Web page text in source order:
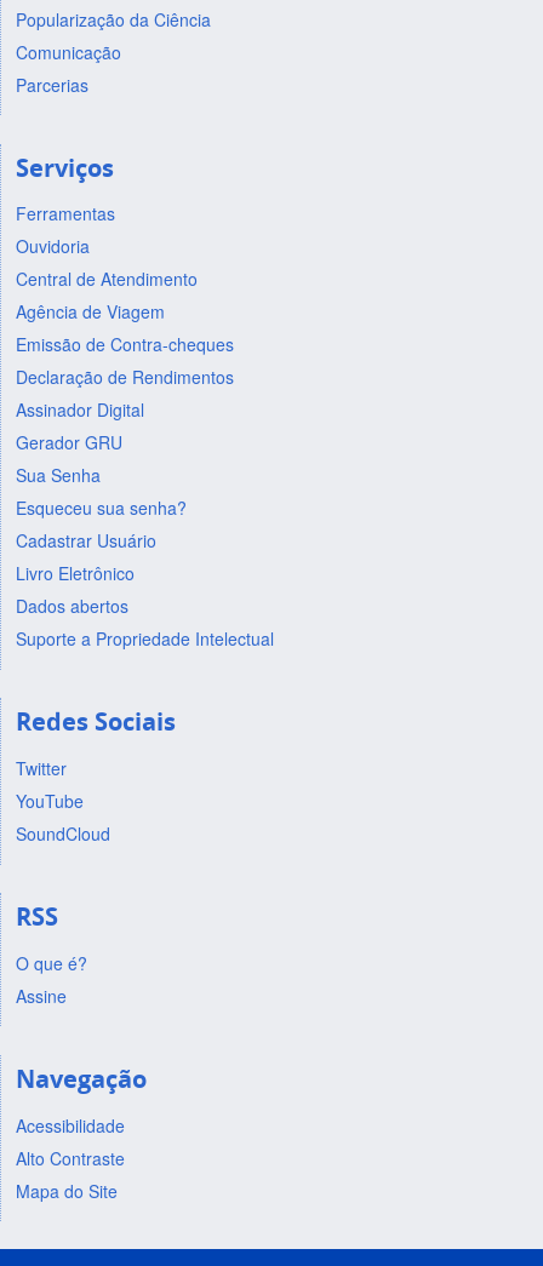
Popularização da Ciência
Comunicação
Parcerias
Serviços
Ferramentas
Ouvidoria
Central de Atendimento
Agência de Viagem
Emissão de Contra-cheques
Declaração de Rendimentos
Assinador Digital
Gerador GRU
Sua Senha
Esqueceu sua senha?
Cadastrar Usuário
Livro Eletrônico
Dados abertos
Suporte a Propriedade Intelectual
Redes Sociais
Twitter
YouTube
SoundCloud
RSS
O que é?
Assine
Navegação
Acessibilidade
Alto Contraste
Mapa do Site